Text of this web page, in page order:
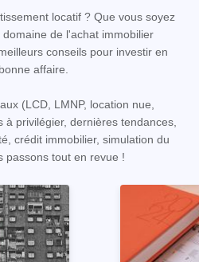
locatif ? Que vous soyez
de l'achat immobilier
conseils pour investir en
affaire.
(LCD, LMNP, location nue,
privilégier, dernières tendances,
crédit immobilier, simulation du
tout en revue !